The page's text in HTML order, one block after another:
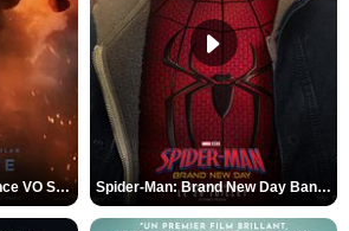
L'Odyssée Bande-annonce VO STFR Spider-Man: Brand New Day Bande-annonce VO STFR